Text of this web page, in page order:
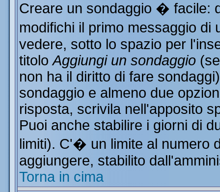
Creare un sondaggio � facile:
modifichi il primo messaggio
vedere, sotto lo spazio per
titoloAggiungi un sondaggio
non ha il diritto di fare
sondaggio e almeno due
risposta, scrivila nell'apposito
Puoi anche stabilire i giorni di
limiti). C'� un limite al numero
aggiungere, stabilito
Torna in cima